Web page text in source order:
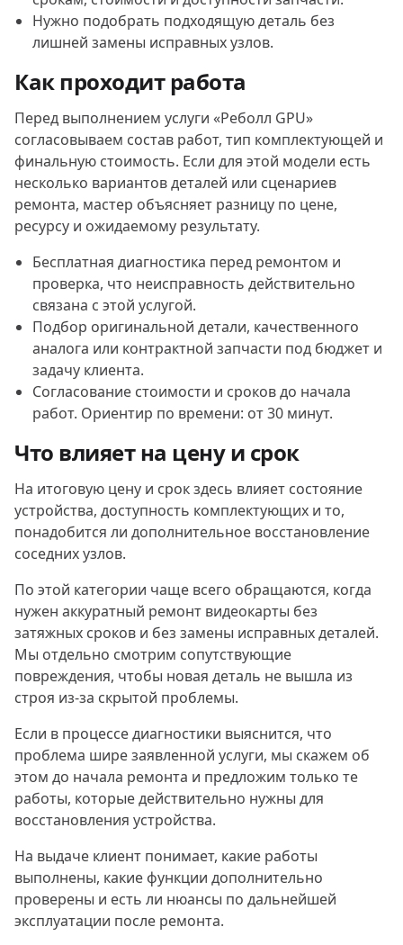
Нужно подобрать подходящую деталь без
лишней замены исправных узлов.
Как проходит работа
Перед выполнением услуги «Реболл GPU»
согласовываем состав работ, тип комплектующей и
финальную стоимость. Если для этой модели есть
несколько вариантов деталей или сценариев
ремонта, мастер объясняет разницу по цене,
ресурсу и ожидаемому результату.
Бесплатная диагностика перед ремонтом и
проверка, что неисправность действительно
связана с этой услугой.
Подбор оригинальной детали, качественного
аналога или контрактной запчасти под бюджет и
задачу клиента.
Согласование стоимости и сроков до начала
работ. Ориентир по времени: от 30 минут.
Что влияет на цену и срок
На итоговую цену и срок здесь влияет состояние
устройства, доступность комплектующих и то,
понадобится ли дополнительное восстановление
соседних узлов.
По этой категории чаще всего обращаются, когда
нужен аккуратный ремонт видеокарты без
затяжных сроков и без замены исправных деталей.
Мы отдельно смотрим сопутствующие
повреждения, чтобы новая деталь не вышла из
строя из-за скрытой проблемы.
Если в процессе диагностики выяснится, что
проблема шире заявленной услуги, мы скажем об
этом до начала ремонта и предложим только те
работы, которые действительно нужны для
восстановления устройства.
На выдаче клиент понимает, какие работы
выполнены, какие функции дополнительно
проверены и есть ли нюансы по дальнейшей
эксплуатации после ремонта.